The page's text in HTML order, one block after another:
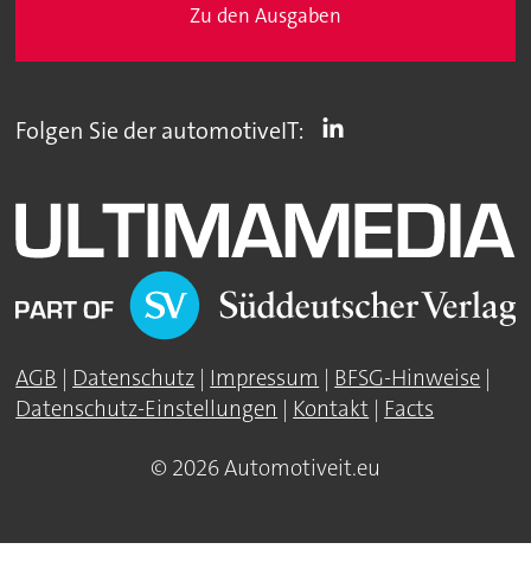
Zu den Ausgaben
Folgen Sie der automotiveIT:
AGB | Datenschutz | Impressum | BFSG-Hinweise |
Datenschutz-Einstellungen | Kontakt | Facts
© 2026 Automotiveit.eu